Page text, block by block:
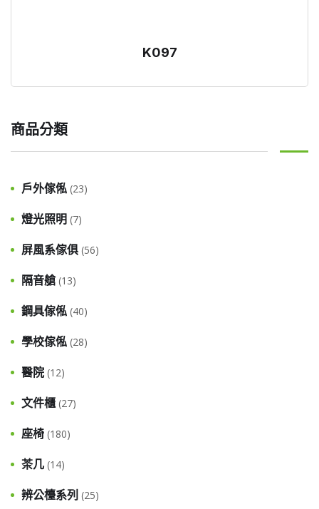
K097
商品分類
戶外傢俬 (23)
燈光照明 (7)
屏風系傢俱 (56)
隔音艙 (13)
鋼具傢俬 (40)
學校傢俬 (28)
醫院 (12)
文件櫃 (27)
座椅 (180)
茶几 (14)
辨公檯系列 (25)